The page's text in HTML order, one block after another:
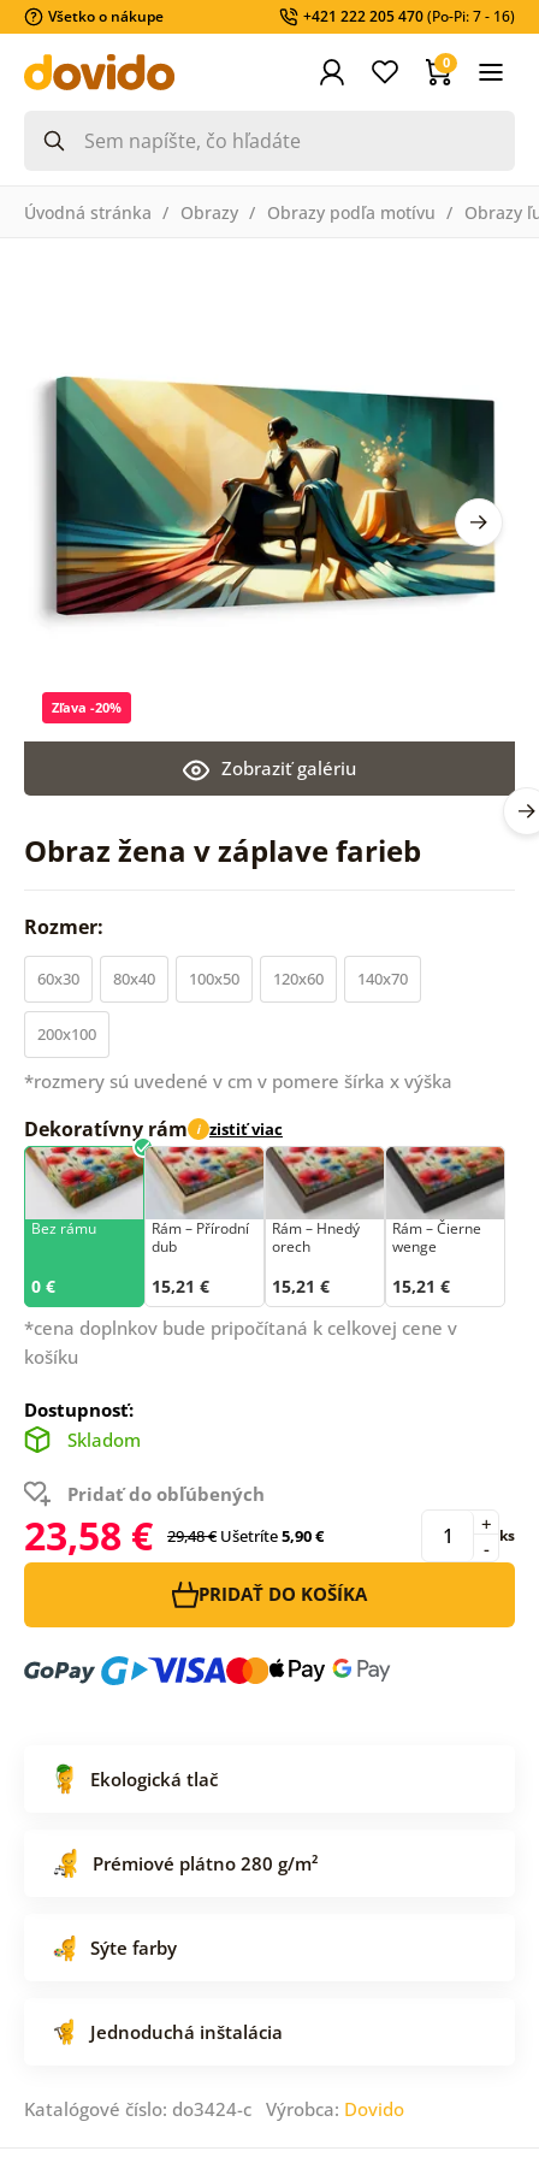
Všetko o nákupe +421 222 205 470(Po-Pi: 7 - 16)
0
Úvodná stránka Obrazy Obrazy podľa motívu Obrazy
Obraz žena v záplave farieb
Zobraziť galériu
Zľava -20%
Rozmer:
60x30 80x40 100x50 120x60 140x70
200x100
*rozmery sú uvedené v cm v pomere šírka x výška
Dekoratívny rám i zistiť viac
Bez rámu
0 €
Rám –⁠⁠⁠⁠⁠⁠ Přírodní
dub
15,21 €
Rám – Hnedý
orech
15,21 €
Rám – Čierne
wenge
15,21 €
*cena doplnkov bude pripočítaná k celkovej cene v
košíku
Dostupnosť:
Skladom
Pridať do obľúbených
23,58 € 29,48 € Ušetríte5,90 € -
+ ks
PRIDAŤ DO KOŠÍKA
Ekologická tlač
Prémiové plátno 280 g/m²
Sýte farby
Jednoduchá inštalácia
Katalógové číslo: do3424-c Výrobca: Dovido